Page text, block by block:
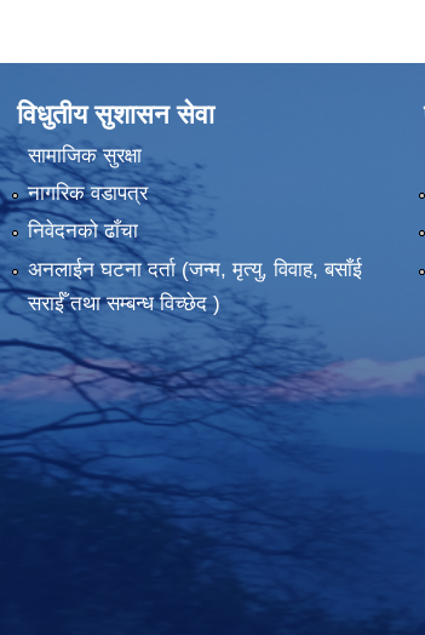
विधुतीय सुशासन सेवा
सामाजिक सुरक्षा
नागरिक वडापत्र
निवेदनको ढाँचा
अनलाईन घटना दर्ता (जन्म, मृत्यु, विवाह, बसाँई
सराईँ तथा सम्बन्ध विच्छेद )